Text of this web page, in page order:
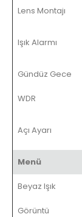
Lens Montajı
Işık Alarmı
Gündüz Gece
WDR
Açı Ayarı
Menü
Beyaz Işık
Görüntü